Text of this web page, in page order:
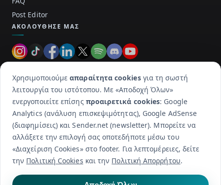
Post Editor
ΑΚΟΛΟΎΘΗΣΕ ΜΑΣ
Email
Πολιτική Απορρήτου
Πολιτική Cookies
Όροι Χρήσης
Όροι Υποβολής Περιεχομένου
Διαχείριση Cookies
Cookie Consent
Χρησιμοποιούμεαπαραίτητα cookiesγια τη σωστή
λειτουργία του ιστότοπου. Με «Αποδοχή Όλων»
ενεργοποιείτε επίσης προαιρετικά cookies: Google
Analytics (ανάλυση επισκεψιμότητας), Google AdSense
(διαφημίσεις) και Sender.net (newsletter). Μπορείτε να
αλλάξετε την επιλογή σας οποτεδήποτε μέσω του
«Διαχείριση Cookies» στο footer. Για λεπτομέρειες, δείτε
την Πολιτική Cookies και την Πολιτική Απορρήτου.